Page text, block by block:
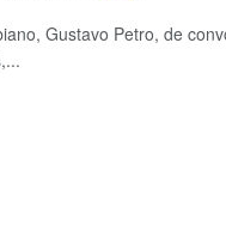
Gustavo Petro, de